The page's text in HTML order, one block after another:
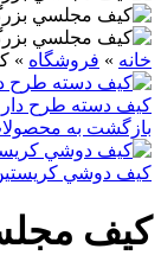
خانه » فروشگاه »
کيف دسته طرح دار
بازگشت به
کيف دوشي
کيف